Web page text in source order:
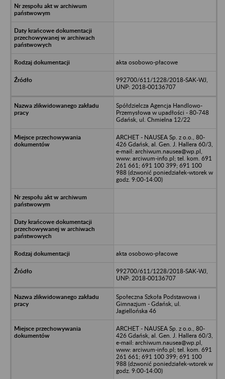
akta osobowo-płacowe
992700/611/1228/2018-SAK-WJ,
UNP: 2018-00136707
Spółdzielcza Agencja Handlowo-
Przemysłowa w upadłości - 80-748
Gdańsk, ul. Chmielna 12/22
ARCHET - NAUSEA Sp. z o.o., 80-
426 Gdańsk, al. Gen. J. Hallera 60/3,
e-mail: archiwum.nausea@wp.pl,
www: arciwum-info.pl; tel. kom. 691
261 661; 691 100 399; 691 100
988 (dzwonić poniedziałek-wtorek w
godz. 9:00-14:00)
akta osobowo-płacowe
992700/611/1228/2018-SAK-WJ,
UNP: 2018-00136707
Społeczna Szkoła Podstawowa i
Gimnazjum - Gdańsk, ul.
Jagiellońska 46
ARCHET - NAUSEA Sp. z o.o., 80-
426 Gdańsk, al. Gen. J. Hallera 60/3,
e-mail: archiwum.nausea@wp.pl,
www: arciwum-info.pl; tel. kom. 691
261 661; 691 100 399; 691 100
988 (dzwonić poniedziałek-wtorek w
godz. 9:00-14:00)